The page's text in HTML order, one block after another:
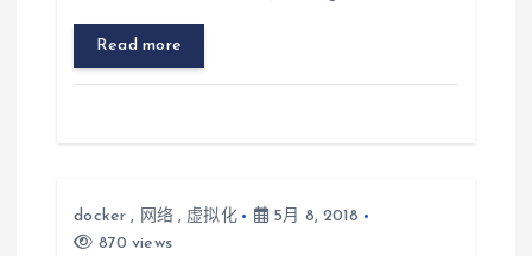
Read more
docker , 网络, 虚拟化
5月 8, 2018
870 views